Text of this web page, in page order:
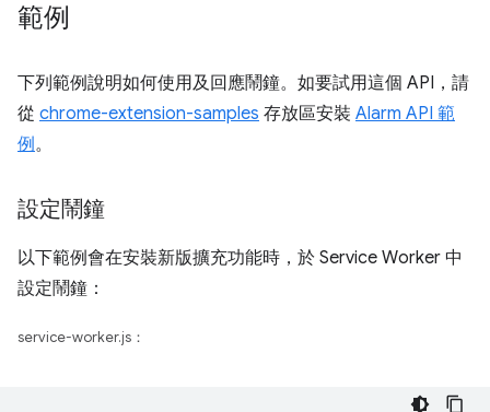
範例
下列範例說明如何使用及回應鬧鐘。如要試用這個 API，請
從 chrome-extension-samples 存放區安裝 Alarm API 範
例。
設定鬧鐘
以下範例會在安裝新版擴充功能時，於 Service Worker 中
設定鬧鐘：
service-worker.js：